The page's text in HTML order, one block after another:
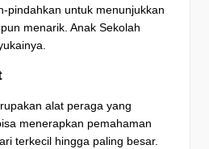
pindahkan untuk menunjukkan
menarik. Anak Sekolah
alat peraga yang
menerapkan pemahaman
terkecil hingga paling besar.